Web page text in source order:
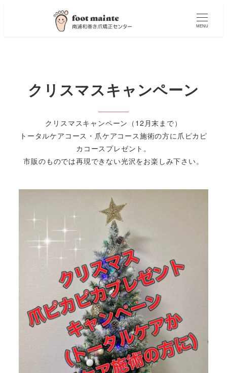
MENU
クリスマスキャンペーン
クリスマスキャンペーン（12月末まで）
トータルケアコース・爪ケアコース施術の方に爪ピカピ
カコースプレゼント。
市販のものでは再現できない光沢をお楽しみ下さい。